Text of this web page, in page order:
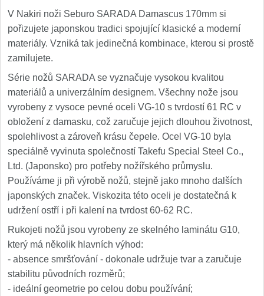
V Nakiri noži Seburo SARADA Damascus 170mm si
pořizujete japonskou tradici spojující klasické a moderní
materiály. Vzniká tak jedinečná kombinace, kterou si prostě
zamilujete.
Série nožů SARADA se vyznačuje vysokou kvalitou
materiálů a univerzálním designem. Všechny nože jsou
vyrobeny z vysoce pevné oceli VG-10 s tvrdostí 61 RC v
obložení z damasku, což zaručuje jejich dlouhou životnost,
spolehlivost a zároveň krásu čepele. Ocel VG-10 byla
speciálně vyvinuta společností Takefu Special Steel Co.,
Ltd. (Japonsko) pro potřeby nožířského průmyslu.
Používáme ji při výrobě nožů, stejně jako mnoho dalších
japonských značek. Viskozita této oceli je dostatečná k
udržení ostří i při kalení na tvrdost 60-62 RC.
Rukojeti nožů jsou vyrobeny ze skelného laminátu G10,
který má několik hlavních výhod:
- absence smršťování - dokonale udržuje tvar a zaručuje
stabilitu původních rozměrů;
- ideální geometrie po celou dobu používání;